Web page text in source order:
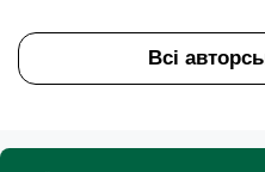
Всі